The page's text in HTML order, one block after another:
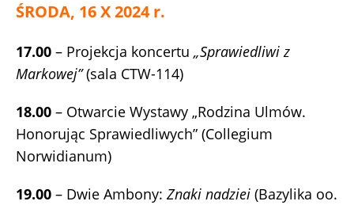
ŚRODA, 16 X 2024 r.
17.00 – Projekcja koncertu „Sprawiedliwi z
Markowej”(sala CTW-114)
18.00 – Otwarcie Wystawy „Rodzina Ulmów.
Honorując Sprawiedliwych” (Collegium
Norwidianum)
19.00 – Dwie Ambony: Znaki nadziei (Bazylika oo.